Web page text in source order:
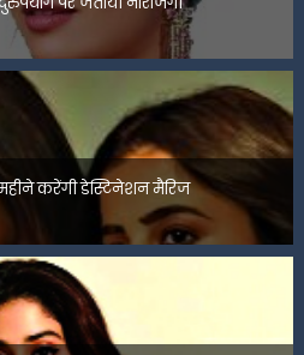
करेंगी डेस्टिनेशन मैरिज